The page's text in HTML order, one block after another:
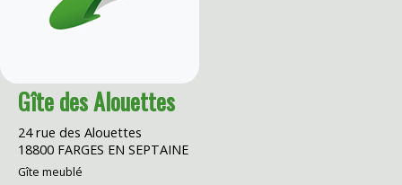
Gîte des Alouettes
24 rue des Alouettes
18800 FARGES EN SEPTAINE
Gîte meublé